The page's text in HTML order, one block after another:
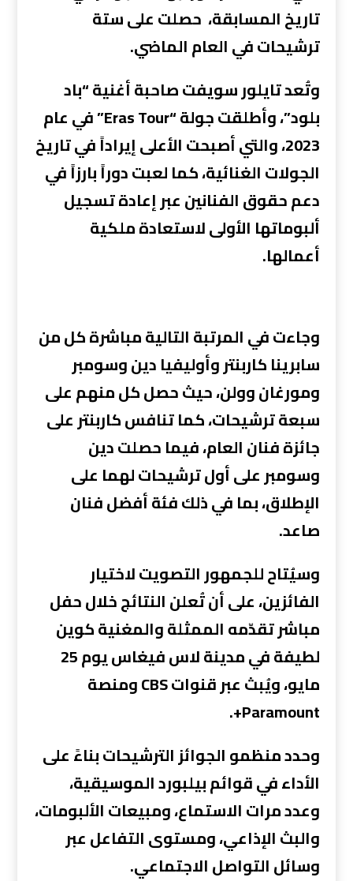
تاريخ المسابقة، حصلت على ستة
ترشيحات في العام الماضي.
وتُعد تايلور سويفت صاحبة أغنية “باد
بلود”، وأطلقت جولة “Eras Tour” في عام
2023، والتي أصبحت الأعلى إيراداً في تاريخ
الجولات الغنائية، كما لعبت دوراً بارزاً في
دعم حقوق الفنانين عبر إعادة تسجيل
ألبوماتها الأولى لاستعادة ملكية
أعمالها.
وجاءت في المرتبة التالية مباشرة كل من
سابرينا كاربنتر وأوليفيا دين وسومبر
ومورغان وولن، حيث حصل كل منهم على
سبعة ترشيحات، كما تنافس كاربنتر على
جائزة فنان العام، فيما حصلت دين
وسومبر على أول ترشيحات لهما على
الإطلاق، بما في ذلك فئة أفضل فنان
صاعد.
وسيُتاح للجمهور التصويت لاختيار
الفائزين، على أن تُعلن النتائج خلال حفل
مباشر تقدّمه الممثلة والمغنية كوين
لطيفة في مدينة لاس فيغاس يوم 25
مايو، ويُبث عبر قنوات CBS ومنصة
Paramount+.
وحدد منظمو الجوائز الترشيحات بناءً على
الأداء في قوائم بيلبورد الموسيقية،
وعدد مرات الاستماع، ومبيعات الألبومات،
والبث الإذاعي، ومستوى التفاعل عبر
وسائل التواصل الاجتماعي.